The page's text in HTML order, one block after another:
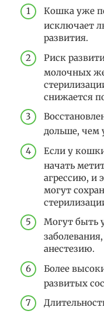
Кошка уже
исключает
развития.
Риск
молочных
снижается
дольше, чем
Если у
начать
агрессию, и
могут
Могут быть
анестезию.
Более
развитых